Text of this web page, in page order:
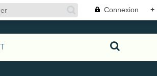
Connexion +